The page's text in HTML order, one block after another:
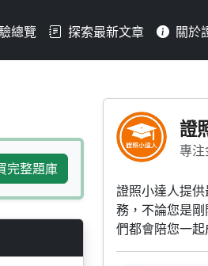
總覽 探索最新文章 關於
信用控管的
完整題庫
證
專
證照小達人提
務，不論您是
們都會陪您一起